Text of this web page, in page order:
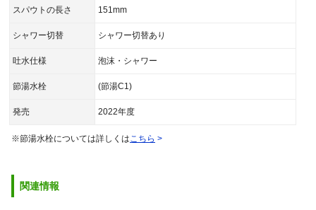
スパウトの長さ 151mm
シャワー切替 シャワー切替あり
吐水仕様 泡沫・シャワー
節湯水栓 (節湯C1)
発売 2022年度
※節湯水栓については詳しくは こちら
関連情報